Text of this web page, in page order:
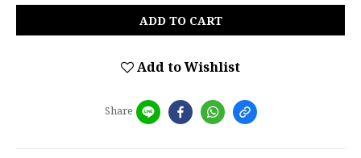
ADD TO CART
Add to Wishlist
Share